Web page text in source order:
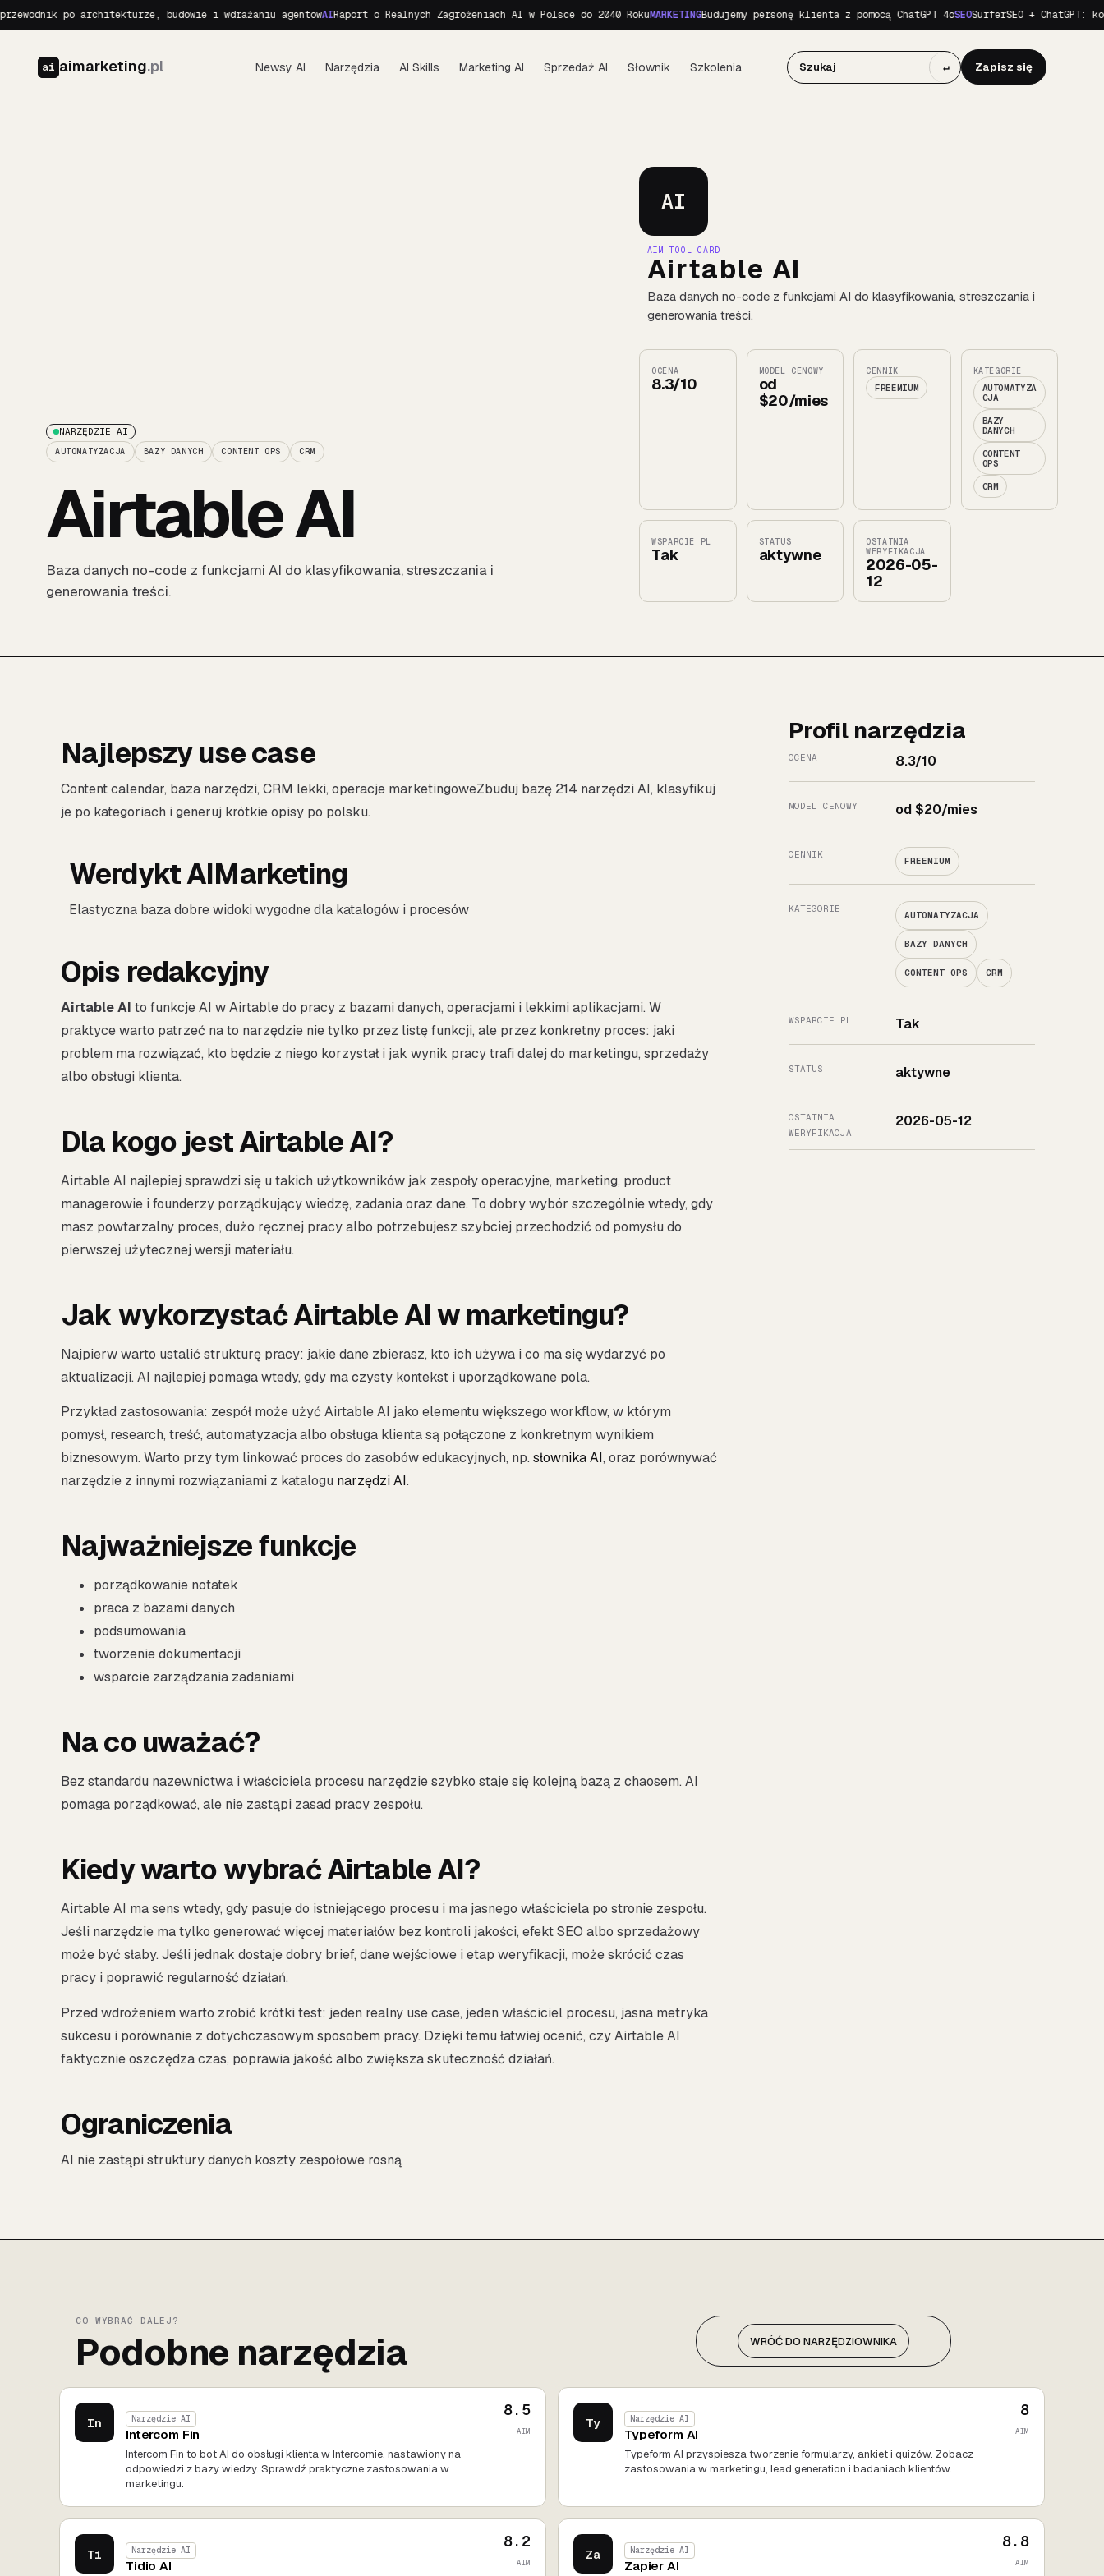
po architekturze, budowie i wdrażaniu agentówAIRaport o Realnych Zagrożeniach AI w Polsce do 2040 Roku MARKETINGBudujemy personę klienta z pomocą ChatGPT 4oSEOSurferSEO + ChatGPT:
ai aimarketing.pl Newsy AI Narzędzia AI Skills Marketing AI Sprzedaż AI Słownik Szkolenia ↵ Zapisz się
NARZĘDZIE AI
AUTOMATYZACJA BAZY DANYCH CONTENT OPS CRM
Airtable AI
Baza danych no-code z funkcjami AI do klasyfikowania, streszczania i
generowania treści.
AI
AIM TOOL CARD
Airtable AI
Baza danych no-code z funkcjami AI do klasyfikowania, streszczania i
generowania treści.
OCENA
8.3/10
MODEL CENOWY
od
$20/mies
CENNIK
FREEMIUM
KATEGORIE
AUTOMATYZA
CJA
BAZY
DANYCH
CONTENT
OPS
CRM
WSPARCIE PL
Tak
STATUS
aktywne
OSTATNIA
WERYFIKACJA
2026-05-
12
Najlepszy use case
Content calendar, baza narzędzi, CRM lekki, operacje marketingoweZbuduj bazę 214 narzędzi AI, klasyfikuj
je po kategoriach i generuj krótkie opisy po polsku.
Werdykt AIMarketing
Elastyczna baza dobre widoki wygodne dla katalogów i procesów
Opis redakcyjny
Airtable AI to funkcje AI w Airtable do pracy z bazami danych, operacjami i lekkimi aplikacjami. W
praktyce warto patrzeć na to narzędzie nie tylko przez listę funkcji, ale przez konkretny proces: jaki
problem ma rozwiązać, kto będzie z niego korzystał i jak wynik pracy trafi dalej do marketingu, sprzedaży
albo obsługi klienta.
Dla kogo jest Airtable AI?
Airtable AI najlepiej sprawdzi się u takich użytkowników jak zespoły operacyjne, marketing, product
managerowie i founderzy porządkujący wiedzę, zadania oraz dane. To dobry wybór szczególnie wtedy, gdy
masz powtarzalny proces, dużo ręcznej pracy albo potrzebujesz szybciej przechodzić od pomysłu do
pierwszej użytecznej wersji materiału.
Jak wykorzystać Airtable AI w marketingu?
Najpierw warto ustalić strukturę pracy: jakie dane zbierasz, kto ich używa i co ma się wydarzyć po
aktualizacji. AI najlepiej pomaga wtedy, gdy ma czysty kontekst i uporządkowane pola.
Przykład zastosowania: zespół może użyć Airtable AI jako elementu większego workflow, w którym
pomysł, research, treść, automatyzacja albo obsługa klienta są połączone z konkretnym wynikiem
biznesowym. Warto przy tym linkować proces do zasobów edukacyjnych, np. słownika AI, oraz porównywać
narzędzie z innymi rozwiązaniami z katalogu narzędzi AI.
Najważniejsze funkcje
porządkowanie notatek
praca z bazami danych
podsumowania
tworzenie dokumentacji
wsparcie zarządzania zadaniami
Na co uważać?
Bez standardu nazewnictwa i właściciela procesu narzędzie szybko staje się kolejną bazą z chaosem. AI
pomaga porządkować, ale nie zastąpi zasad pracy zespołu.
Kiedy warto wybrać Airtable AI?
Airtable AI ma sens wtedy, gdy pasuje do istniejącego procesu i ma jasnego właściciela po stronie zespołu.
Jeśli narzędzie ma tylko generować więcej materiałów bez kontroli jakości, efekt SEO albo sprzedażowy
może być słaby. Jeśli jednak dostaje dobry brief, dane wejściowe i etap weryfikacji, może skrócić czas
pracy i poprawić regularność działań.
Przed wdrożeniem warto zrobić krótki test: jeden realny use case, jeden właściciel procesu, jasna metryka
sukcesu i porównanie z dotychczasowym sposobem pracy. Dzięki temu łatwiej ocenić, czy Airtable AI
faktycznie oszczędza czas, poprawia jakość albo zwiększa skuteczność działań.
Ograniczenia
AI nie zastąpi struktury danych koszty zespołowe rosną
Profil narzędzia
OCENA 8.3/10
MODEL CENOWY od $20/mies
CENNIK
FREEMIUM
KATEGORIE
AUTOMATYZACJA
BAZY DANYCH
CONTENT OPS CRM
WSPARCIE PL Tak
STATUS aktywne
OSTATNIA
WERYFIKACJA
2026-05-12
CO WYBRAĆ DALEJ?
Podobne narzędzia WRÓĆ DO NARZĘDZIOWNIKA
In Narzędzie AI
Intercom Fin
Intercom Fin to bot AI do obsługi klienta w Intercomie, nastawiony na
odpowiedzi z bazy wiedzy. Sprawdź praktyczne zastosowania w
marketingu.
8.5
AIM
Ty Narzędzie AI
Typeform AI
Typeform AI przyspiesza tworzenie formularzy, ankiet i quizów. Zobacz
zastosowania w marketingu, lead generation i badaniach klientów.
8
AIM
Ti Narzędzie AI
Tidio AI
8.2
AIM
Za Narzędzie AI
Zapier AI
8.8
AIM